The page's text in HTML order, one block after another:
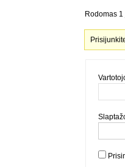
Rodomas